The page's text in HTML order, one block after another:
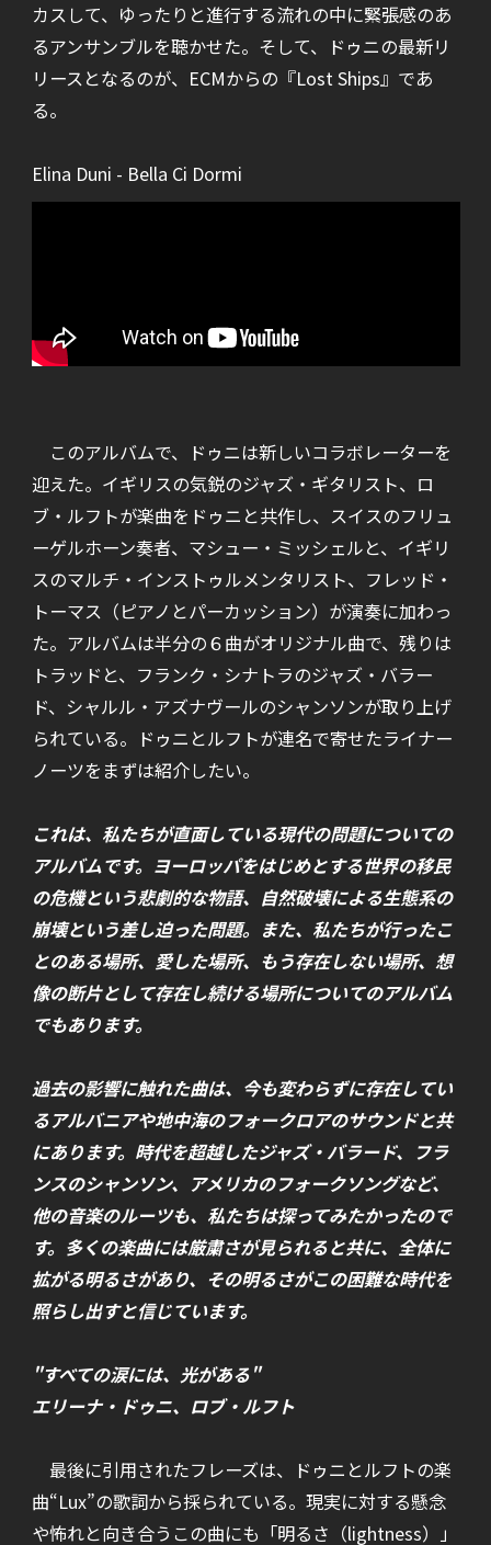
カスして、ゆったりと進行する流れの中に緊張感のあ
るアンサンブルを聴かせた。そして、ドゥニの最新リ
リースとなるのが、ECMからの『Lost Ships』であ
る。
Elina Duni - Bella Ci Dormi
このアルバムで、ドゥニは新しいコラボレーターを
迎えた。イギリスの気鋭のジャズ・ギタリスト、ロ
ブ・ルフトが楽曲をドゥニと共作し、スイスのフリュ
ーゲルホーン奏者、マシュー・ミッシェルと、イギリ
スのマルチ・インストゥルメンタリスト、フレッド・
トーマス（ピアノとパーカッション）が演奏に加わっ
た。アルバムは半分の６曲がオリジナル曲で、残りは
トラッドと、フランク・シナトラのジャズ・バラー
ド、シャルル・アズナヴールのシャンソンが取り上げ
られている。ドゥニとルフトが連名で寄せたライナー
ノーツをまずは紹介したい。
これは、私たちが直面している現代の問題についての
アルバムです。ヨーロッパをはじめとする世界の移民
の危機という悲劇的な物語、自然破壊による生態系の
崩壊という差し迫った問題。また、私たちが行ったこ
とのある場所、愛した場所、もう存在しない場所、想
像の断片として存在し続ける場所についてのアルバム
でもあります。
過去の影響に触れた曲は、今も変わらずに存在してい
るアルバニアや地中海のフォークロアのサウンドと共
にあります。時代を超越したジャズ・バラード、フラ
ンスのシャンソン、アメリカのフォークソングなど、
他の音楽のルーツも、私たちは探ってみたかったので
す。多くの楽曲には厳粛さが見られると共に、全体に
拡がる明るさがあり、その明るさがこの困難な時代を
照らし出すと信じています。
"すべての涙には、光がある"
エリーナ・ドゥニ、ロブ・ルフト
最後に引用されたフレーズは、ドゥニとルフトの楽
曲“Lux”の歌詞から採られている。現実に対する懸念
や怖れと向き合うこの曲にも「明るさ（lightness）」